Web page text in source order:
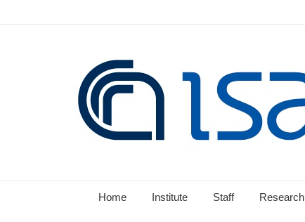
Home Institute Staff Research